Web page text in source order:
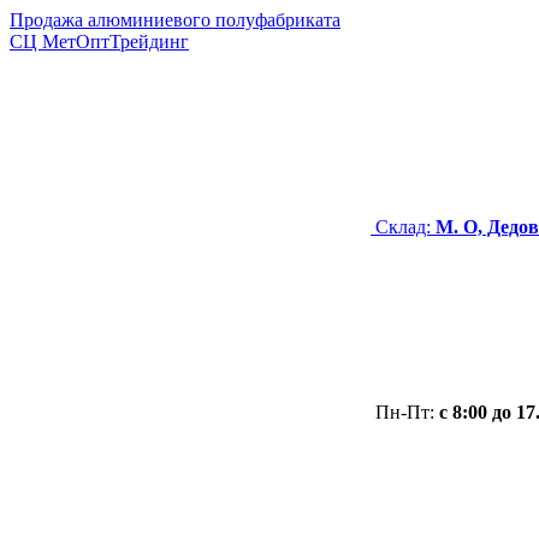
Продажа алюминиевого полуфабриката
СЦ МетОптТрейдинг
Склад: М. О,
Пн-Пт: с 8:00 до